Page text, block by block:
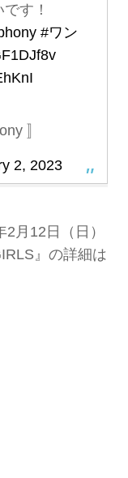
す！
#ワン
〛
2, 2023
月12日（日）
』の詳細は